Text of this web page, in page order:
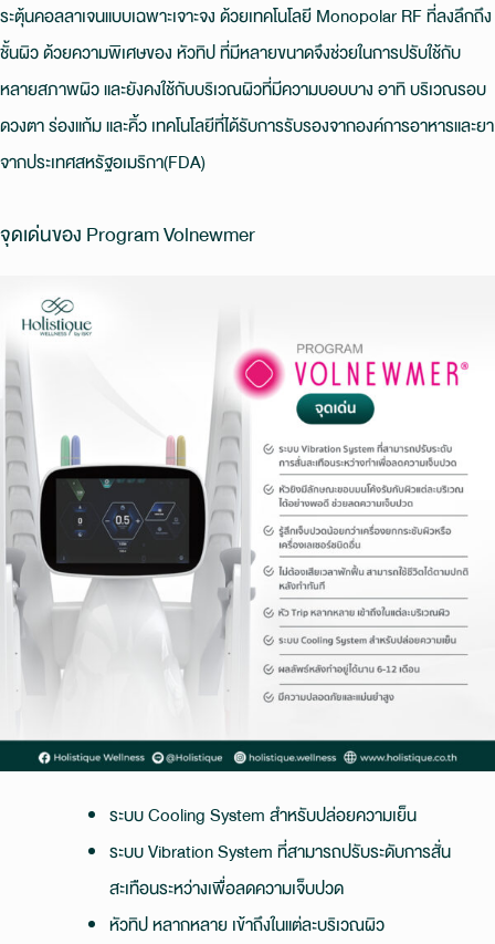
ระตุ้นคอลลาเจนแบบเฉพาะเจาะจง ด้วยเทคโนโลยี Monopolar RF ที่ลงลึกถึง
ชั้นผิว ด้วยความพิเศษของ หัวทิป ที่มีหลายขนาดจึงช่วยในการปรับใช้กับ
หลายสภาพผิว และยังคงใช้กับบริเวณผิวที่มีความบอบบาง อาทิ บริเวณรอบ
ดวงตา ร่องแก้ม และคิ้ว เทคโนโลยีที่ได้รับการรับรองจากองค์การอาหารและยา
จากประเทศสหรัฐอเมริกา(FDA)
จุดเด่นของ Program Volnewmer
ระบบ Cooling System สำหรับปล่อยความเย็น
ระบบ Vibration System ที่สามารถปรับระดับการสั่น
สะเทือนระหว่างเพื่อลดความเจ็บปวด
หัวทิป หลากหลาย เข้าถึงในแต่ละบริเวณผิว